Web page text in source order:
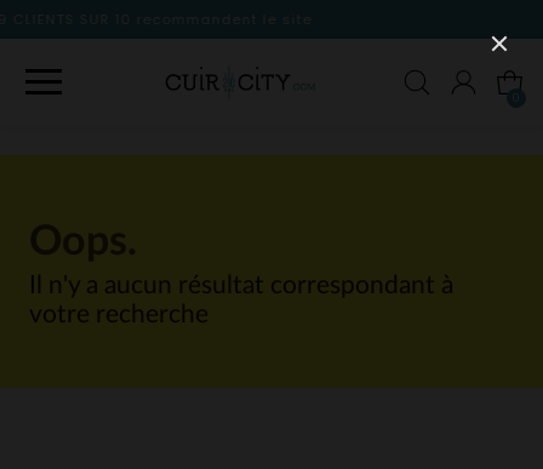
Il n'y a aucun résultat correspondant à
votre recherche